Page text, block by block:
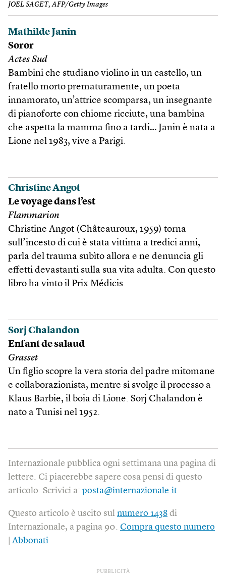
JOEL SAGET, AFP/Getty Images
Mathilde Janin
Soror
Actes Sud
Bambini che studiano violino in un castello, un
fratello morto prematuramente, un poeta
innamorato, un’attrice scomparsa, un insegnante
di pianoforte con chiome ricciute, una bambina
che aspetta la mamma fino a tardi… Janin è nata a
Lione nel 1983, vive a Parigi.
Christine Angot
Le voyage dans l’est
Flammarion
Christine Angot (Châteauroux, 1959) torna
sull’incesto di cui è stata vittima a tredici anni,
parla del trauma subìto allora e ne denuncia gli
effetti devastanti sulla sua vita adulta. Con questo
libro ha vinto il Prix Médicis.
Sorj Chalandon
Enfant de salaud
Grasset
Un figlio scopre la vera storia del padre mitomane
e collaborazionista, mentre si svolge il processo a
Klaus Barbie, il boia di Lione. Sorj Chalandon è
nato a Tunisi nel 1952.
Internazionale pubblica ogni settimana una pagina di
lettere. Ci piacerebbe sapere cosa pensi di questo
articolo. Scrivici a: posta@internazionale.it
Questo articolo è uscito sul numero 1438 di
Internazionale, a pagina 90. Compra questo numero
Abbonati
PUBBLICITÀ